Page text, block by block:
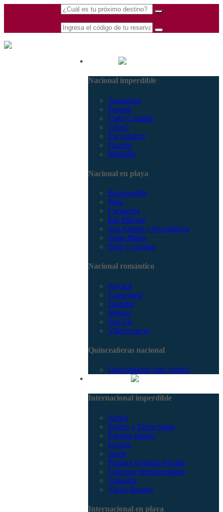
Nacional imperdible
Amazonas
Bogotá
Caño Cristales
Chocó
Eje cafetero
Guajira
Medellín
Nacional en playa
Barranquilla
Barú
Cartagena
Isla Múcura
San Andrés y Providencia
Santa Marta
Tolú y coveñas
Nacional romántico
Boyacá
Capurganá
Girardot
Melgar
San Gil
Villavicencio
Quinceañeras nacional
Quinceañeras San Andrés
Internacional imperdible
Africa
Egipto y Tierra Santa
Estados unidos
Europa
Japón
Parques Orlando Florida
Cruceros internacionales
Tailandia
Viajes Baratos
Internacional en playa